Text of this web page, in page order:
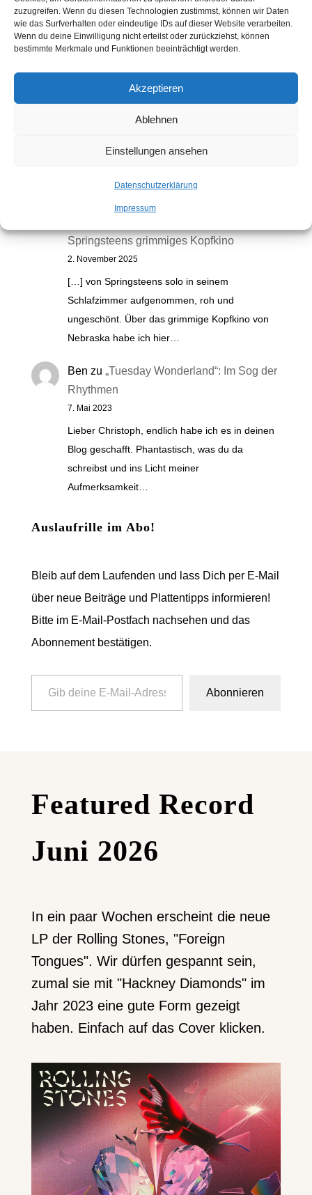
zuzugreifen. Wenn du diesen Technologien zustimmst, können wir Daten
wie das Surfverhalten oder eindeutige IDs auf dieser Website verarbeiten.
Wenn du deine Einwilligung nicht erteilst oder zurückziehst, können
bestimmte Merkmale und Funktionen beeinträchtigt werden.
Akzeptieren
Ablehnen
Einstellungen ansehen
Datenschutzerklärung
Impressum
Kommentare
Electric Nebraska: Na, endlich! |
Springsteens grimmiges Kopfkino
2. November 2025
[…] von Springsteens solo in seinem
Schlafzimmer aufgenommen, roh und
ungeschönt. Über das grimmige Kopfkino von
Nebraska habe ich hier…
Ben zu „Tuesday Wonderland“: Im Sog der
Rhythmen
7. Mai 2023
Lieber Christoph, endlich habe ich es in deinen
Blog geschafft. Phantastisch, was du da
schreibst und ins Licht meiner
Aufmerksamkeit…
Auslaufrille im Abo!
Bleib auf dem Laufenden und lass Dich per E-Mail
über neue Beiträge und Plattentipps informieren!
Bitte im E-Mail-Postfach nachsehen und das
Abonnement bestätigen.
Gib deine E-Mail-Adresse ein ...
Abonnieren
Featured Record
Juni 2026
In ein paar Wochen erscheint die neue
LP der Rolling Stones, "Foreign
Tongues". Wir dürfen gespannt sein,
zumal sie mit "Hackney Diamonds" im
Jahr 2023 eine gute Form gezeigt
haben. Einfach auf das Cover klicken.